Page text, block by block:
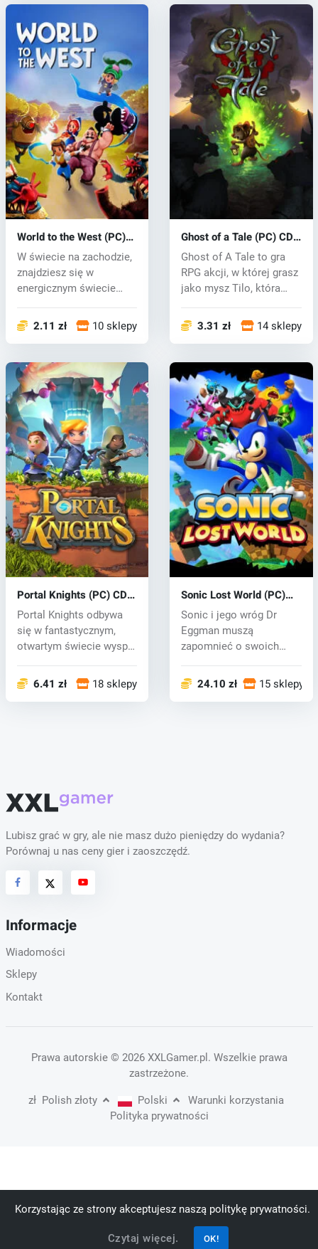
World to the West (PC)
CD key
W świecie na zachodzie,
znajdziesz się w
energicznym świecie
2.11 zł 10 sklepy
Ghost of a Tale (PC) CD
key
Ghost of A Tale to gra
RPG akcji, w której grasz
jako mysz Tilo, która
3.31 zł 14 sklepy
Portal Knights (PC) CD
key
Portal Knights odbywa
się w fantastycznym,
otwartym świecie wysp
6.41 zł 18 sklepy
Sonic Lost World (PC)
CD key
Sonic i jego wróg Dr
Eggman muszą
zapomnieć o swoich
24.10 zł 15 sklepy
Lubisz grać w gry, ale nie masz dużo pieniędzy do wydania?
Porównaj u nas ceny gier i zaoszczędź.
Informacje
Wiadomości
Sklepy
Kontakt
Prawa autorskie © 2026 XXLGamer.pl . Wszelkie prawa
zastrzeżone.
zł Polish złoty Polski
Warunki korzystania
Polityka prywatności
Korzystając ze strony akceptujesz naszą politykę prywatności.
Czytaj więcej. OK!